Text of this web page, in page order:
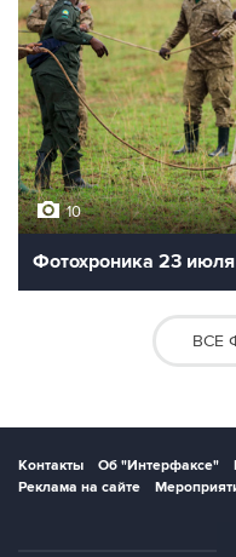
10
Фотохроника 23 июля
ВСЕ
Контакты Об "Интерфаксе"
Реклама на сайте